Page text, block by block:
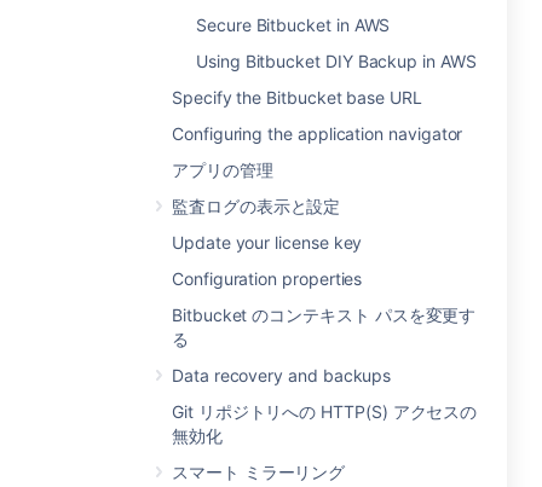
Secure Bitbucket in AWS
Using Bitbucket DIY Backup in AWS
Specify the Bitbucket base URL
Configuring the application navigator
アプリの管理
監査ログの表示と設定
Update your license key
Configuration properties
Bitbucket のコンテキスト パスを変更す
る
Data recovery and backups
Git リポジトリへの HTTP(S) アクセスの
無効化
スマート ミラーリング